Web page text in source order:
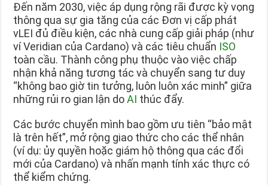
Đến năm 2030, việc áp dụng rộng rãi được kỳ vọng
thông qua sự gia tăng của các Đơn vị cấp phát
vLEI đủ điều kiện, các nhà cung cấp giải pháp (như
ví Veridian của Cardano) và các tiêu chuẩn ISO
toàn cầu. Thành công phụ thuộc vào việc chấp
nhận khả năng tương tác và chuyển sang tư duy
“không bao giờ tin tưởng, luôn luôn xác minh” giữa
những rủi ro gian lận doAI thúc đẩy.
Các bước chuyển mình bao gồm ưu tiên “bảo mật
là trên hết”, mở rộng giao thức cho các thể nhân
(ví dụ: ủy quyền hoặc giám hộ thông qua các đổi
mới của Cardano) và nhấn mạnh tính xác thực có
thể kiểm chứng.